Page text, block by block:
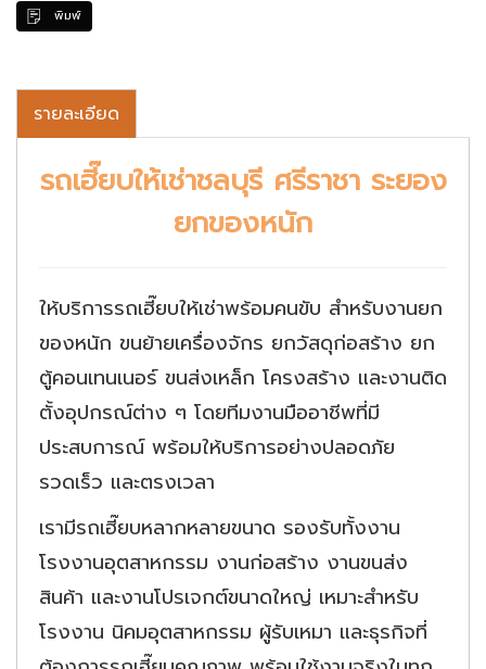
พิมพ์
รายละเอียด
รถเฮี๊ยบให้เช่าชลบุรี ศรีราชา ระยอง
ยกของหนัก
ให้บริการรถเฮี๊ยบให้เช่าพร้อมคนขับ สำหรับงานยก
ของหนัก ขนย้ายเครื่องจักร ยกวัสดุก่อสร้าง ยก
ตู้คอนเทนเนอร์ ขนส่งเหล็ก โครงสร้าง และงานติด
ตั้งอุปกรณ์ต่าง ๆ โดยทีมงานมืออาชีพที่มี
ประสบการณ์ พร้อมให้บริการอย่างปลอดภัย
รวดเร็ว และตรงเวลา
เรามีรถเฮี๊ยบหลากหลายขนาด รองรับทั้งงาน
โรงงานอุตสาหกรรม งานก่อสร้าง งานขนส่ง
สินค้า และงานโปรเจกต์ขนาดใหญ่ เหมาะสำหรับ
โรงงาน นิคมอุตสาหกรรม ผู้รับเหมา และธุรกิจที่